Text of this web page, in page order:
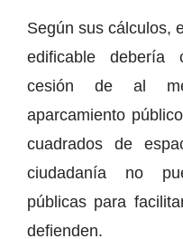
Según sus cálculos,
edificable debería
cesión de al
aparcamiento
cuadrados de
ciudadanía no
públicas para
defienden.